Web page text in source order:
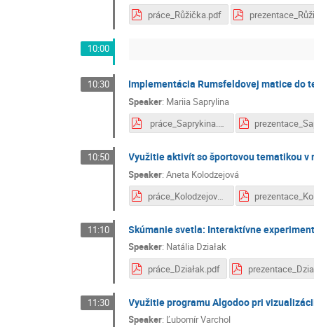
práce_Růžička.pdf
10:00
10:30 Implementácia Rumsfeldovej matice do
Speaker: Mariia Saprylina
práce_Saprykina.pdf
10:50 Využitie aktivít so športovou tematikou
Speaker:Aneta Kolodzejová
práce_Kolodzejová.pdf
11:10 Skúmanie svetla: Interaktívne
Speaker: Natália Działak
práce_Działak.pdf
11:30 Využitie programu Algodoo pri
Speaker: Ľubomír Varchol